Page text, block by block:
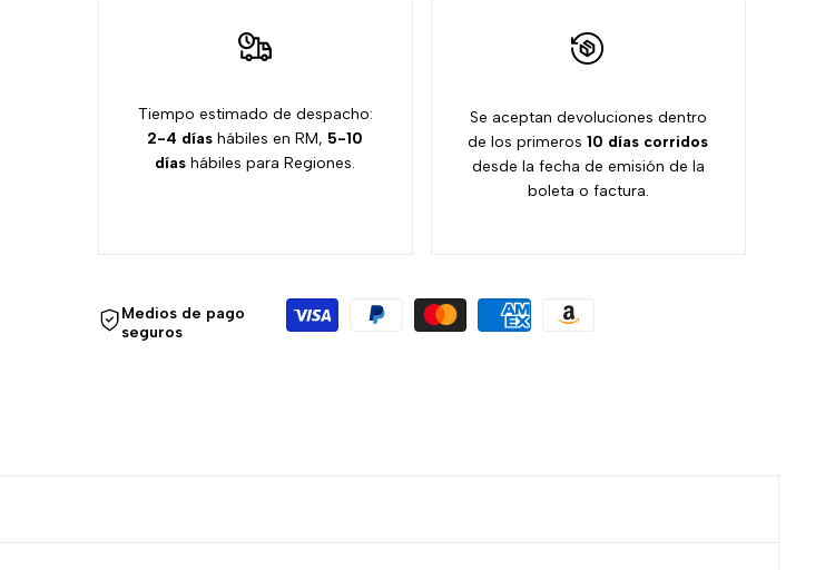
Tiempo estimado de despacho:
2-4 días hábiles en RM, 5-10
días hábiles para Regiones.
Se aceptan devoluciones dentro
de los primeros10 días corridos
desde la fecha de emisión de la
boleta o factura.
Medios de pago
seguros